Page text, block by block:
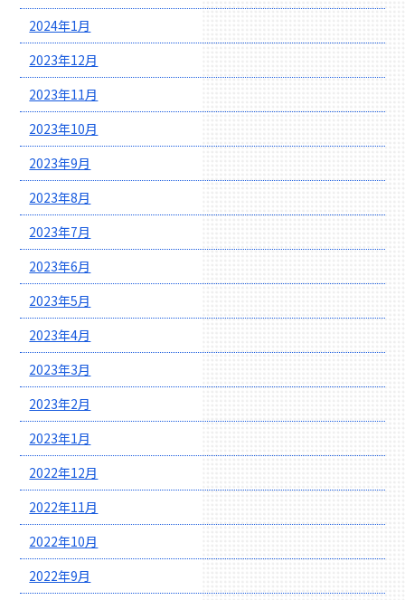
2024年1月
2023年12月
2023年11月
2023年10月
2023年9月
2023年8月
2023年7月
2023年6月
2023年5月
2023年4月
2023年3月
2023年2月
2023年1月
2022年12月
2022年11月
2022年10月
2022年9月